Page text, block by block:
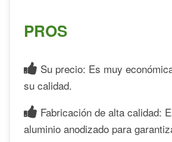
PROS
Su precio: Es muy
su calidad.
Fabricación de alta calidad:
aluminio anodizado para